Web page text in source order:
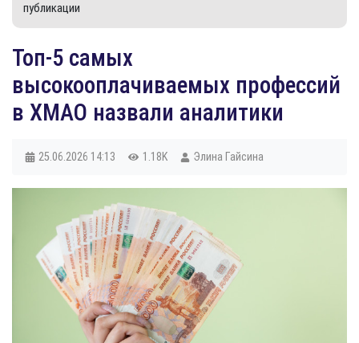
публикации
Топ-5 самых
высокооплачиваемых профессий
в ХМАО назвали аналитики
25.06.2026 14:13 1.18K Элина Гайсина